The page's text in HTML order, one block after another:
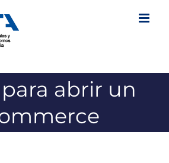
para abrir un